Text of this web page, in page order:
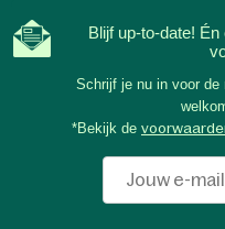
Blijf up-to-date!
Schrijf je nu in voor de
*Bekijk de